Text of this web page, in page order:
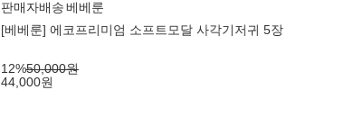
판매자배송베베룬
[베베룬] 에코프리미엄 소프트모달 사각기저귀 5장
12%50,000원
44,000원